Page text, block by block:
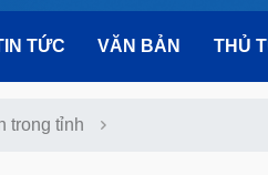
TỨC VĂN BẢN THỦ
trong tỉnh